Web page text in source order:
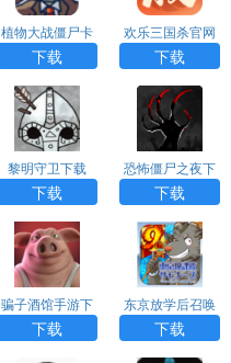
植物大战僵尸卡
牌肉鸽手机版下
载
下载
欢乐三国杀官网
版下载安卓版
下载
黎明守卫下载
下载
恐怖僵尸之夜下
载
下载
骗子酒馆手游下
载最新版
下载
东京放学后召唤
师国际服官方下
载
下载